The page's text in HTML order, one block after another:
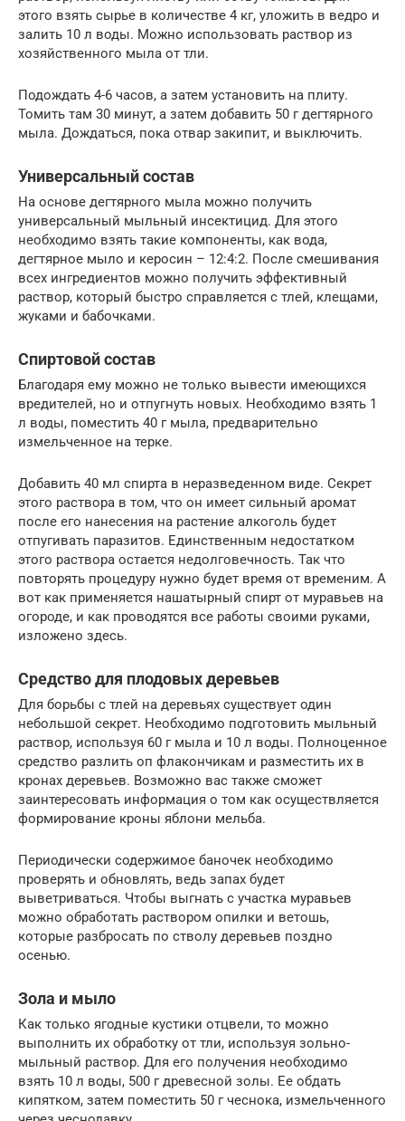
этого взять сырье в количестве 4 кг, уложить в ведро и
залить 10 л воды. Можно использовать раствор из
хозяйственного мыла от тли.
Подождать 4-6 часов, а затем установить на плиту.
Томить там 30 минут, а затем добавить 50 г дегтярного
мыла. Дождаться, пока отвар закипит, и выключить.
Универсальный состав
На основе дегтярного мыла можно получить
универсальный мыльный инсектицид. Для этого
необходимо взять такие компоненты, как вода,
дегтярное мыло и керосин – 12:4:2. После смешивания
всех ингредиентов можно получить эффективный
раствор, который быстро справляется с тлей, клещами,
жуками и бабочками.
Спиртовой состав
Благодаря ему можно не только вывести имеющихся
вредителей, но и отпугнуть новых. Необходимо взять 1
л воды, поместить 40 г мыла, предварительно
измельченное на терке.
Добавить 40 мл спирта в неразведенном виде. Секрет
этого раствора в том, что он имеет сильный аромат
после его нанесения на растение алкоголь будет
отпугивать паразитов. Единственным недостатком
этого раствора остается недолговечность. Так что
повторять процедуру нужно будет время от временим. А
вот как применяется нашатырный спирт от муравьев на
огороде, и как проводятся все работы своими руками,
изложено здесь.
Средство для плодовых деревьев
Для борьбы с тлей на деревьях существует один
небольшой секрет. Необходимо подготовить мыльный
раствор, используя 60 г мыла и 10 л воды. Полноценное
средство разлить оп флакончикам и разместить их в
кронах деревьев. Возможно вас также сможет
заинтересовать информация о том как осуществляется
формирование кроны яблони мельба.
Периодически содержимое баночек необходимо
проверять и обновлять, ведь запах будет
выветриваться. Чтобы выгнать с участка муравьев
можно обработать раствором опилки и ветошь,
которые разбросать по стволу деревьев поздно
осенью.
Зола и мыло
Как только ягодные кустики отцвели, то можно
выполнить их обработку от тли, используя зольно-
мыльный раствор. Для его получения необходимо
взять 10 л воды, 500 г древесной золы. Ее обдать
кипятком, затем поместить 50 г чеснока, измельченного